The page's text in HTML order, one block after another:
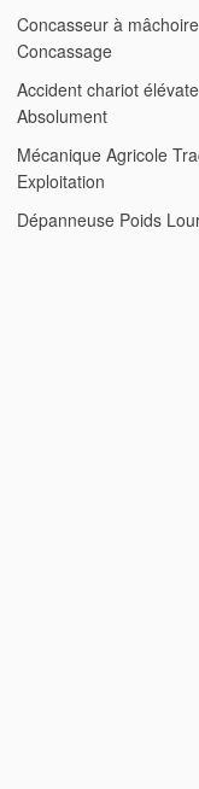
Concasseur à
Concassage
Accident chariot
Absolument
Mécanique Agricole
Exploitation
Dépanneuse Poids